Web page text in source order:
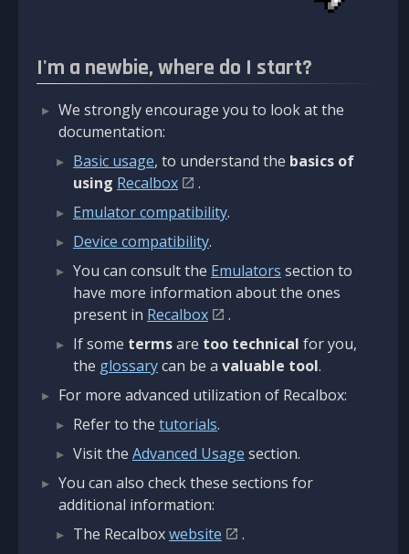
I'm a newbie, where do I start?
We strongly encourage you to look at the
documentation:
Basic usage, to understand the basics of
using Recalbox
.
Emulator compatibility.
Device compatibility.
You can consult the Emulators section to
have more information about the ones
present in Recalbox
.
If some termsare too technical for you,
the glossarycan be a valuable tool.
For more advanced utilization of Recalbox:
Refer to the tutorials.
Visit the Advanced Usage section.
You can also check these sections for
additional information:
The Recalboxwebsite
.